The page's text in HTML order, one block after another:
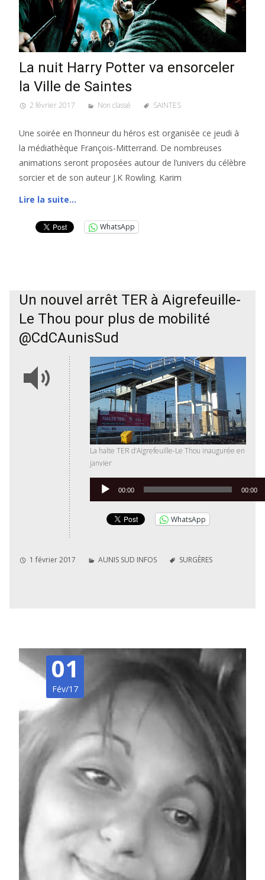
La nuit Harry Potter va ensorceler
la Ville de Saintes
2 février 2017 Non classé SAINTES
Une soirée en l’honneur du héros est organisée ce jeudi à
la médiathèque François-Mitterrand. De nombreuses
animations seront proposées autour de l’univers du célèbre
sorcier et de son auteur J.K Rowling. Karim
Lire la suite…
WhatsApp
Un nouvel arrêt TER à Aigrefeuille-
Le Thou pour plus de mobilité
@CdCAunisSud
La halte TER d’Aigrefeuille-Le Thou inaugurée en
janvier
Lecteur
00:00 00:00
WhatsApp
1 février 2017 AUNIS SUD INFOS SURGÈRES
01
Fév/17